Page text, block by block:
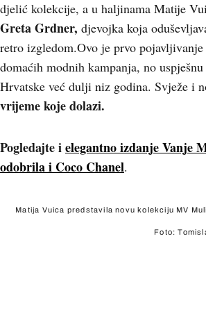
djelić kolekcije, a u haljinama Matije
Greta Grdner, djevojka koja
retro izgledom.Ovo je prvo
domaćih modnih kampanja, no
Hrvatske već dulji niz godina. Svježe i
vrijeme koje dolazi.
Pogledajte ielegantno izdanje Vanje
odobrila i Coco Chanel.
Matija Vuica predstavila novu kolekciju MV
Foto: